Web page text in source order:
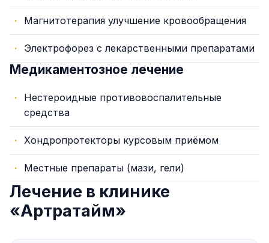
Магнитотерапия улучшение кровообращения
Электрофорез с лекарственными препаратами
Медикаментозное лечение
Нестероидные противовоспалительные
средства
Хондропротекторы курсовым приёмом
Местные препараты (мази, гели)
Лечение в клинике
«Артратайм»